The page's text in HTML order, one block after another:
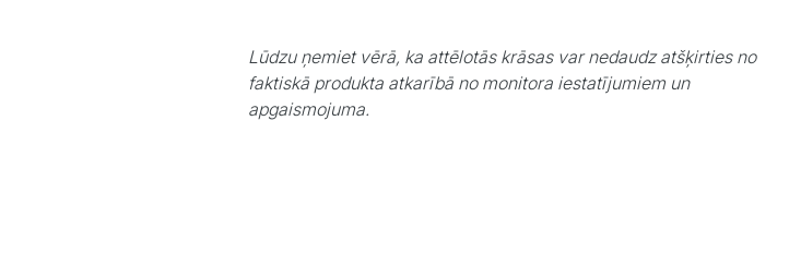
Lūdzu ņemiet vērā, ka attēlotās krāsas var nedaudz atšķirties no
faktiskā produkta atkarībā no monitora iestatījumiem un
apgaismojuma.